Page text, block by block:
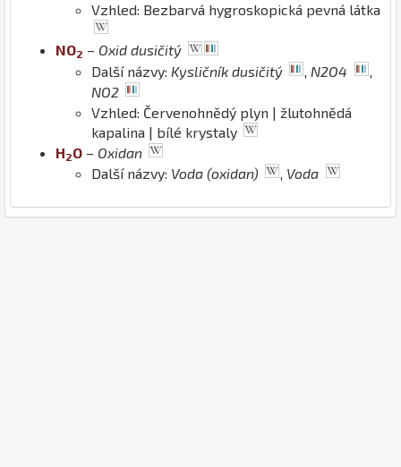
Vzhled: Bezbarvá hygroskopická pevná látka
NO2 – Oxid dusičitý
Další názvy: Kysličník dusičitý N2O4
NO2
Vzhled: Červenohnědý plyn | žlutohnědá
kapalina | bílé krystaly
H2O – Oxidan
Další názvy: Voda (oxidan) , Voda